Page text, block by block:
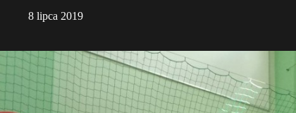
8 lipca 2019